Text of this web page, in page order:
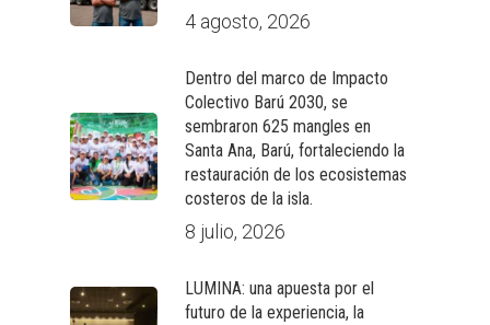
4 agosto, 2026
Dentro del marco de Impacto
Colectivo Barú 2030, se
sembraron 625 mangles en
Santa Ana, Barú, fortaleciendo la
restauración de los ecosistemas
costeros de la isla.
8 julio, 2026
LUMINA: una apuesta por el
futuro de la experiencia, la